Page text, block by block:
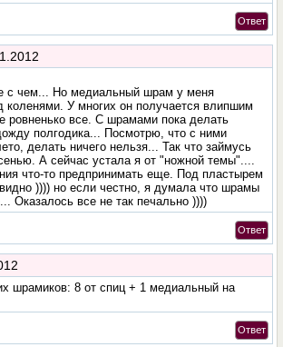
Ответ
с чем... Но медиальный шрам у меня
коленями. У многих он получается влипшим
ровненько все. С шрамами пока делать
полгодика... Посмотрю, что с ними
делать ничего нельзя... Так что займусь
А сейчас устала я от "ножной темы"....
что-то предпринимать еще. Под пластырем
)))) но если честно, я думала что шрамы
Оказалось все не так печально ))))
Ответ
шрамиков: 8 от спиц + 1 медиальный на
Ответ